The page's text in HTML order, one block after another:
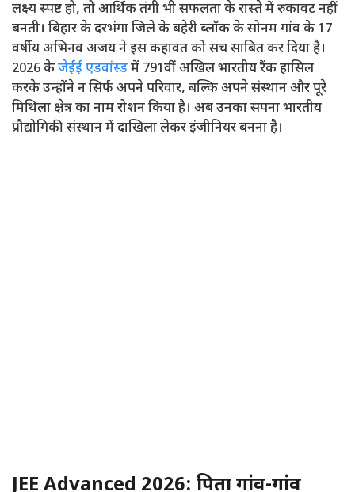
लक्ष्य स्पष्ट हो, तो आर्थिक तंगी भी सफलता के रास्ते में रुकावट नहीं
बनती। बिहार के दरभंगा जिले के बहेरी ब्लॉक के सोनम गांव के 17
वर्षीय अभिनव अजय ने इस कहावत को सच साबित कर दिया है।
2026 केजेईई एडवांस्डमें 791वीं अखिल भारतीय रैंक हासिल
करके उन्होंने न सिर्फ अपने परिवार, बल्कि अपने संस्थान और पूरे
मिथिला क्षेत्र का नाम रोशन किया है। अब उनका सपना भारतीय
प्रौद्योगिकी संस्थान में दाखिला लेकर इंजीनियर बनना है।
JEE Advanced 2026: पिता गांव-गांव